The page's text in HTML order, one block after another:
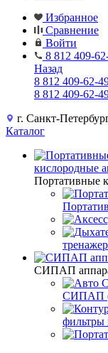
Избранное
Сравнение
Войти
8 812 409-
Назад
8 812 409-62-
8 812 409-62-
г. Санкт-
Каталог
кислородные
Портативные
СИПАП
СИПАП
фильтры